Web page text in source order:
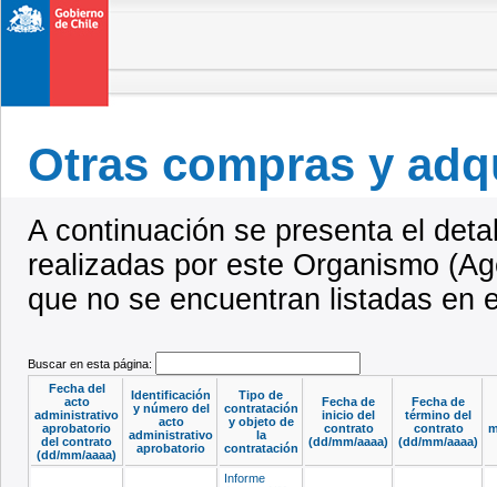
Otras compras y
A continuación se presenta el
realizadas por este Organismo
que no se encuentran listadas en
Buscar en esta página:
Fecha del
acto
administrativo
aprobatorio
del contrato
(dd/mm/aaaa)
Identificación
y número del
acto
administrativo
aprobatorio
Tipo de
contratación
y objeto de
la
contratación
Fecha de
inicio del
contrato
(dd/mm/aaaa)
Fecha de
término del
contrato
(dd/mm/aaaa)
Informe